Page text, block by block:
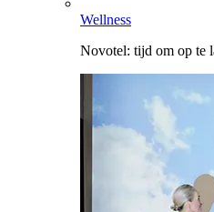
Wellness
Novotel: tijd om op te